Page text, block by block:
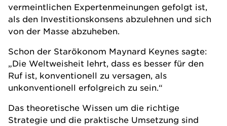
vermeintlichen Expertenmeinungen gefolgt ist,
als den Investitionskonsens abzulehnen und sich
von der Masse abzuheben.
Schon der Starökonom Maynard Keynes sagte:
„Die Weltweisheit lehrt, dass es besser für den
Ruf ist, konventionell zu versagen, als
unkonventionell erfolgreich zu sein.“
Das theoretische Wissen um die richtige
Strategie und die praktische Umsetzung sind